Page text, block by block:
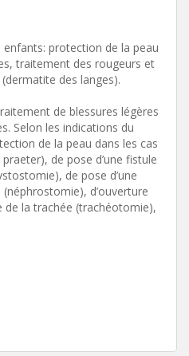
protection de la peau
traitement des rougeurs et
des langes).
de blessures légères
Selon les indications du
de la peau dans les cas
praeter), de pose d’une fistule
de pose d’une
d’ouverture
de la trachée (trachéotomie),